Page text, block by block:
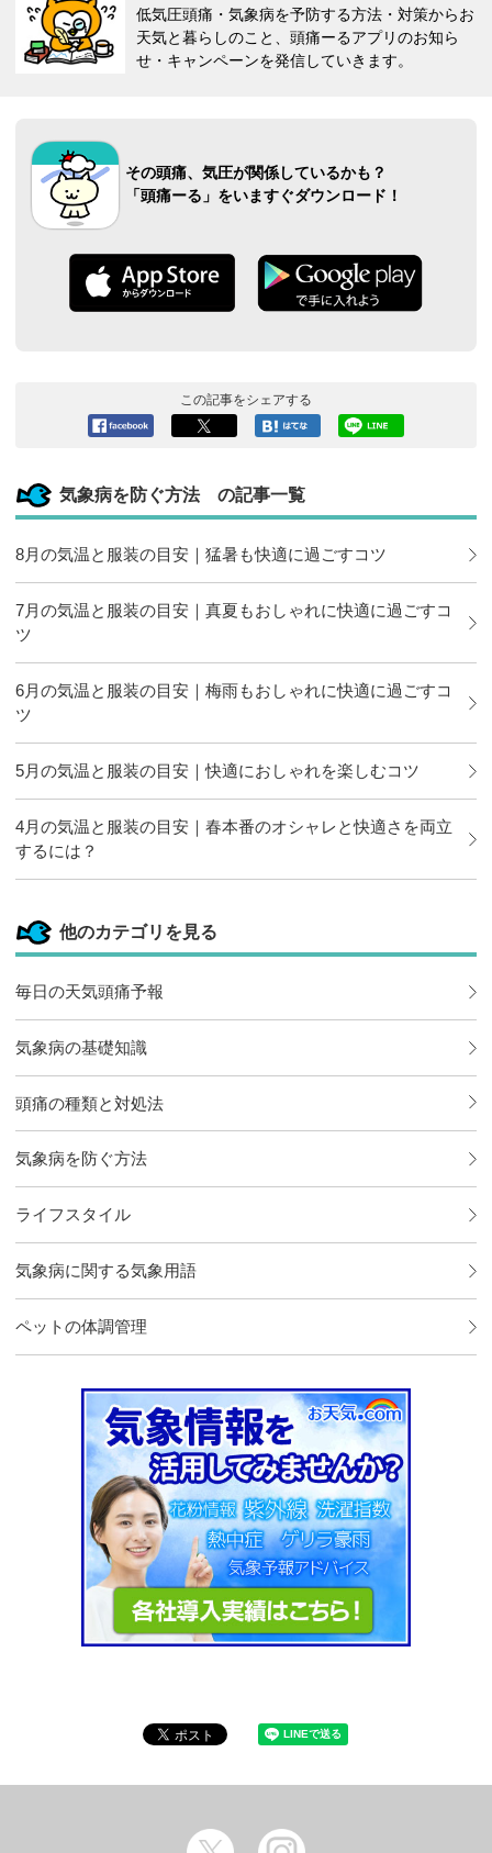
低気圧頭痛・気象病を予防する方法・対策からお
天気と暮らしのこと、頭痛ーるアプリのお知ら
せ・キャンペーンを発信していきます。
その頭痛、気圧が関係しているかも？
「頭痛ーる」をいますぐダウンロード！
この記事をシェアする
ックマー
クに追加
気象病を防ぐ方法 の記事一覧
8月の気温と服装の目安｜猛暑も快適に過ごすコツ
7月の気温と服装の目安｜真夏もおしゃれに快適に過ごすコ
ツ
6月の気温と服装の目安｜梅雨もおしゃれに快適に過ごすコ
ツ
5月の気温と服装の目安｜快適におしゃれを楽しむコツ
4月の気温と服装の目安｜春本番のオシャレと快適さを両立
するには？
他のカテゴリを見る
毎日の天気頭痛予報
気象病の基礎知識
頭痛の種類と対処法
気象病を防ぐ方法
ライフスタイル
気象病に関する気象用語
ペットの体調管理